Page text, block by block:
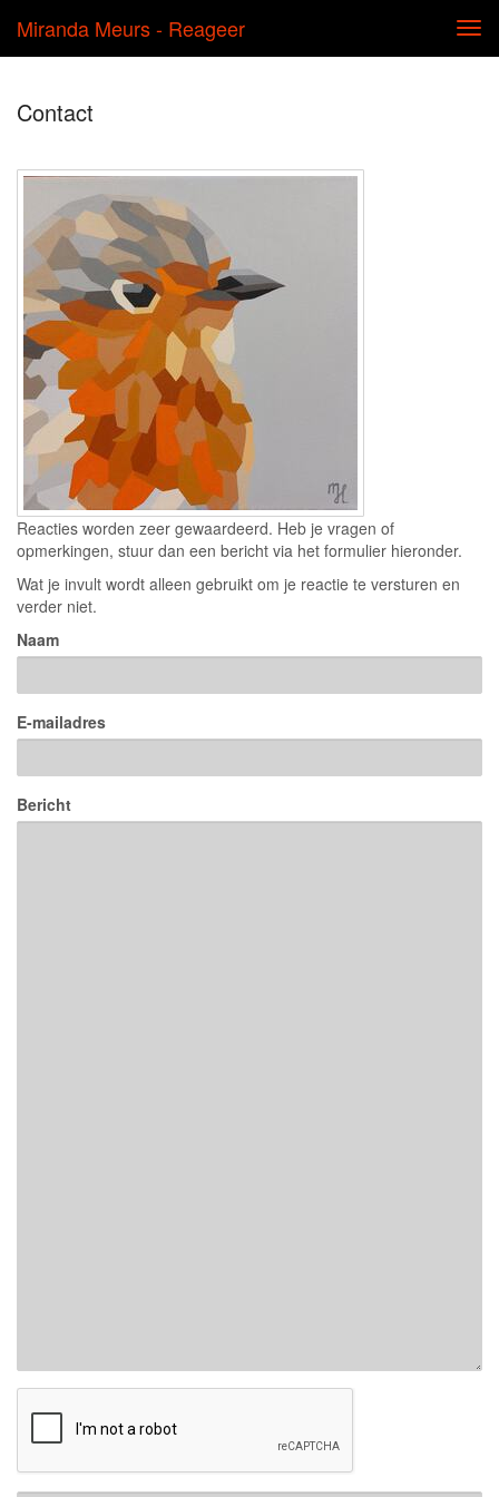
Miranda Meurs - Reageer
Contact
Reacties worden zeer gewaardeerd. Heb je vragen of
opmerkingen, stuur dan een bericht via het formulier hieronder.
Wat je invult wordt alleen gebruikt om je reactie te versturen en
verder niet.
Naam
E-mailadres
Bericht